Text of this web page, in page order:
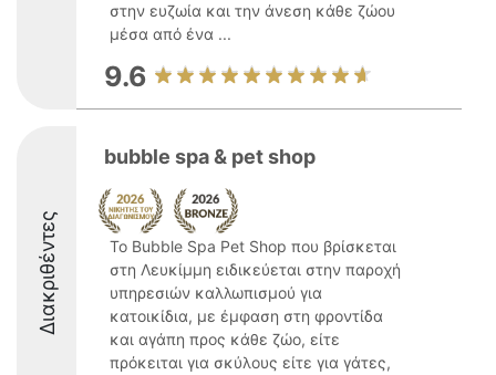
στην ευζωία και την άνεση κάθε ζώου
μέσα από ένα ...
9.6
Διακριθέντες
bubble spa & pet shop
Το Bubble Spa Pet Shop που βρίσκεται
στη Λευκίμμη ειδικεύεται στην παροχή
υπηρεσιών καλλωπισμού για
κατοικίδια, με έμφαση στη φροντίδα
και αγάπη προς κάθε ζώο, είτε
πρόκειται για σκύλους είτε για γάτες,